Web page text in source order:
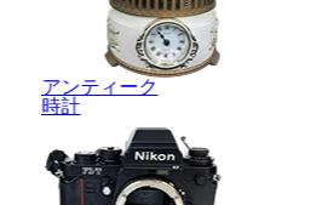
アンティーク
時計